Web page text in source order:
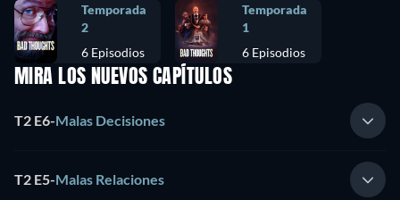
Temporada
2
6 Episodios
Temporada
1
6 Episodios
MIRA LOS NUEVOS CAPÍTULOS
T2 E6-Malas Decisiones
T2 E5-Malas Relaciones